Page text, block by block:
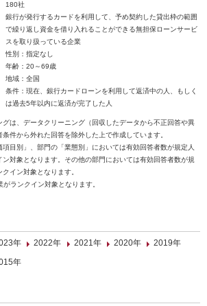
180社
銀行が発行するカードを利用して、予め契約した貸出枠の範囲
で繰り返し資金を借り入れることができる無担保ローンサービ
スを取り扱っている企業
性別：指定なし
年齢：20～69歳
地域：全国
条件：現在、銀行カードローンを利用して返済中の人、もしく
は過去5年以内に返済が完了した人
は、データクリーニング（回収したデータから不正回答や異
件から外れた回答を除外した上で作成しています。
目別」、部門の「業態別」においては有効回答者数が規定人
対象となります。その他の部門においては有効回答者数が規
イン対象となります。
ランクイン対象となります。
年 2022年 2021年 2020年
2019年
年